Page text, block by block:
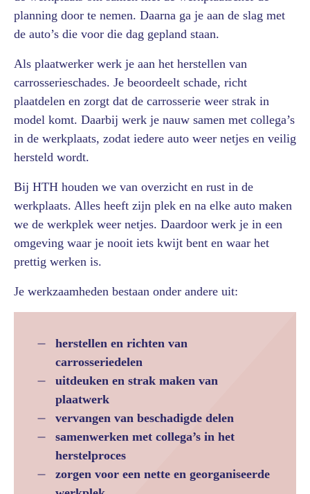
planning door te nemen. Daarna ga je aan de slag met
de auto’s die voor die dag gepland staan.
Als plaatwerker werk je aan het herstellen van
carrosserieschades. Je beoordeelt schade, richt
plaatdelen en zorgt dat de carrosserie weer strak in
model komt. Daarbij werk je nauw samen met collega’s
in de werkplaats, zodat iedere auto weer netjes en veilig
hersteld wordt.
Bij HTH houden we van overzicht en rust in de
werkplaats. Alles heeft zijn plek en na elke auto maken
we de werkplek weer netjes. Daardoor werk je in een
omgeving waar je nooit iets kwijt bent en waar het
prettig werken is.
Je werkzaamheden bestaan onder andere uit:
herstellen en richten van
carrosseriedelen
uitdeuken en strak maken van
plaatwerk
vervangen van beschadigde delen
samenwerken met collega’s in het
herstelproces
zorgen voor een nette en georganiseerde